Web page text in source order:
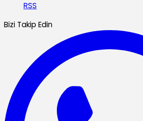
RSS
Bizi Takip Edin